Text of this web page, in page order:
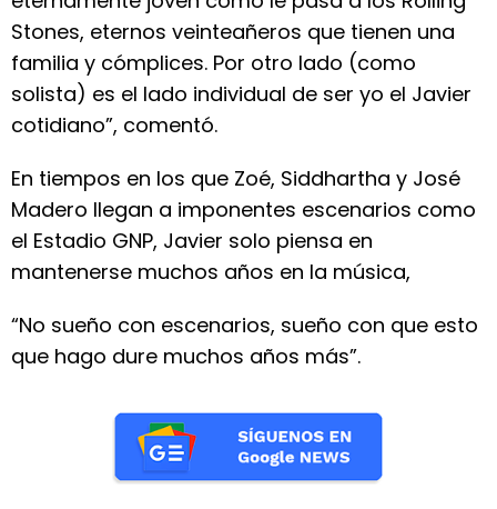
Stones, eternos veinteañeros que tienen una
familia y cómplices. Por otro lado (como
solista) es el lado individual de ser yo el Javier
cotidiano”, comentó.
En tiempos en los que Zoé, Siddhartha y José
Madero llegan a imponentes escenarios como
el Estadio GNP, Javier solo piensa en
mantenerse muchos años en la música,
“No sueño con escenarios, sueño con que esto
que hago dure muchos años más”.